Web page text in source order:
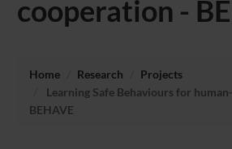
cooperation -
Home Research
Projects
Learning Safe Behaviours for
BEHAVE